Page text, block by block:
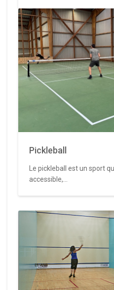
Pickleball
Le pickleball est un sport
accessible,...